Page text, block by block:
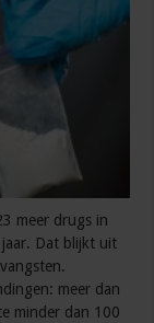
meer drugs in
Dat blijkt uit
meer dan
minder dan 100